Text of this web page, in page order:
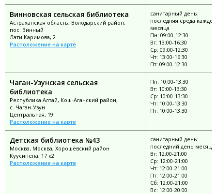
Винновская сельская библиотека
Астраханская область, Володарский район,
пос. Винный
Лати Каримова, 2
Расположение на карте
санитарный день:
последняя среда
месяца
Пн: 09:00-12:30
Вт: 13:00-16:30
Ср: 09:00-12:30
Чт: 13:00-16:30
Пт: 09:00-12:30
Чаган-Узунская сельская
библиотека
Республика Алтай, Кош-Агачский район,
с. Чаган-Узун
Центральная, 19
Расположение на карте
Пн: 10:00-13:30
Вт: 10:00-13:30
Ср: 10:00-13:30
Чт: 10:00-13:30
Пт: 10:00-13:30
Детская библиотека №43
Москва, Москва, Хорошёвский район
Куусинена, 17 к2
Расположение на карте
санитарный день:
последний день месяца
Вт: 12:00-21:00
Ср: 12:00-21:00
Чт: 12:00-21:00
Пт: 12:00-21:00
Сб: 12:00-21:00
Вс: 12:00-20:00